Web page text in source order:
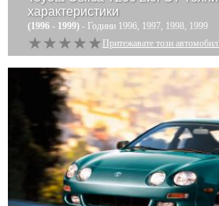
характеристики
(1996 - 1999) - Години 1996, 1997, 1998, 1999
★★★★★
★★★★★ Притежавате този